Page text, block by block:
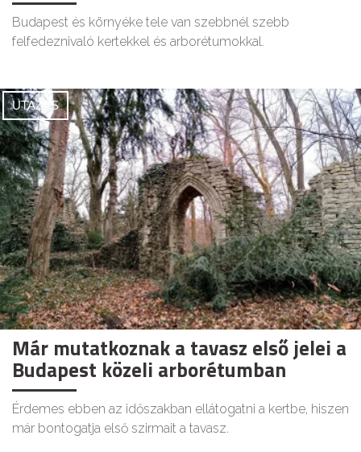
Budapest és környéke tele van szebbnél szebb
felfedeznivaló kertekkel és arborétumokkal.
UTAZÁS
Már mutatkoznak a tavasz első jelei a
Budapest közeli arborétumban
Érdemes ebben az időszakban ellátogatni a kertbe, hiszen
már bontogatja első szirmait a tavasz.